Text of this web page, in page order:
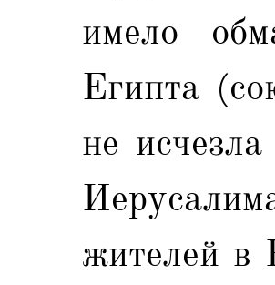
имело
Египта
не
жителей в